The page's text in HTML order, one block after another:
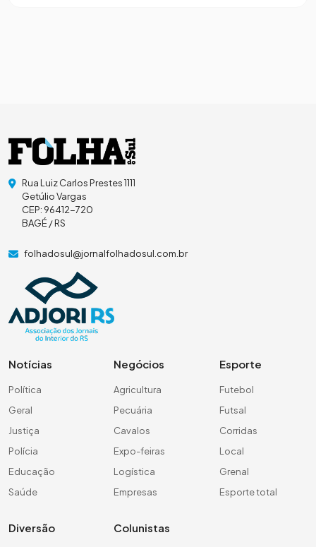
Rua Luiz Carlos Prestes 1111
Getúlio Vargas
CEP: 96412-720
BAGÉ / RS
folhadosul@jornalfolhadosul.com.br
Notícias
Política
Geral
Justiça
Polícia
Educação
Saúde
Negócios
Agricultura
Pecuária
Cavalos
Expo-feiras
Logística
Empresas
Esporte
Futebol
Futsal
Corridas
Local
Grenal
Esporte total
Diversão Colunistas